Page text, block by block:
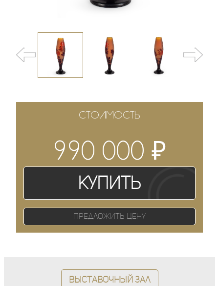
СТОИМОСТЬ
990 000 ₽
Купить
Предложить цену
Выставочный зал